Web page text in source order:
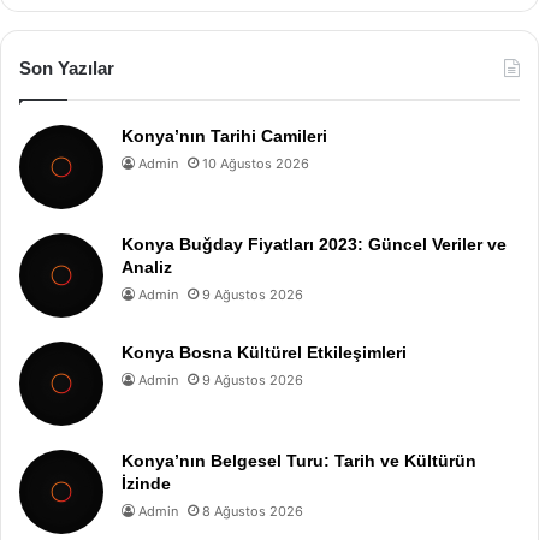
Son Yazılar
Konya’nın Tarihi Camileri
Admin 10 Ağustos 2026
Konya Buğday Fiyatları 2023: Güncel Veriler ve
Analiz
Admin 9 Ağustos 2026
Konya Bosna Kültürel Etkileşimleri
Admin 9 Ağustos 2026
Konya’nın Belgesel Turu: Tarih ve Kültürün
İzinde
Admin 8 Ağustos 2026